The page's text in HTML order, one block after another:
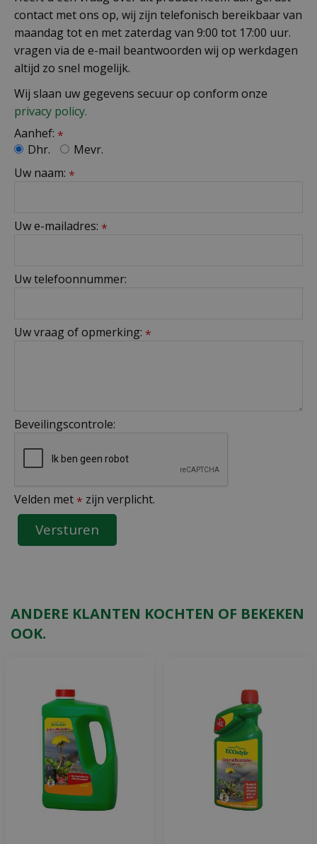
contact met ons op, wij zijn telefonisch bereikbaar van
maandag tot en met zaterdag van 9:00 tot 17:00 uur.
vragen via de e-mail beantwoorden wij op werkdagen
altijd zo snel mogelijk.
Wij slaan uw gegevens secuur op conform onze
privacy policy.
Aanhef: *
Dhr.
Mevr.
Uw naam: *
Uw e-mailadres: *
Uw telefoonnummer:
Uw vraag of opmerking: *
Beveilingscontrole:
Velden met * zijn verplicht.
ANDERE KLANTEN KOCHTEN OF BEKEKEN
OOK.